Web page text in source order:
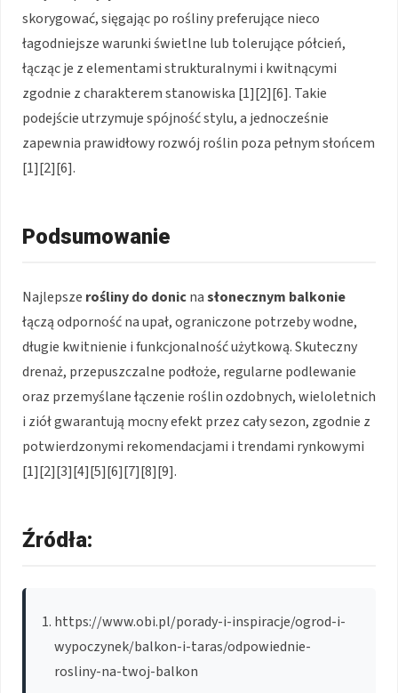
skorygować, sięgając po rośliny preferujące nieco
łagodniejsze warunki świetlne lub tolerujące półcień,
łącząc je z elementami strukturalnymi i kwitnącymi
zgodnie z charakterem stanowiska [1][2][6]. Takie
podejście utrzymuje spójność stylu, a jednocześnie
zapewnia prawidłowy rozwój roślin poza pełnym słońcem
[1][2][6].
Podsumowanie
Najlepsze rośliny do donicnasłonecznym balkonie
łączą odporność na upał, ograniczone potrzeby wodne,
długie kwitnienie i funkcjonalność użytkową. Skuteczny
drenaż, przepuszczalne podłoże, regularne podlewanie
oraz przemyślane łączenie roślin ozdobnych, wieloletnich
i ziół gwarantują mocny efekt przez cały sezon, zgodnie z
potwierdzonymi rekomendacjami i trendami rynkowymi
[1][2][3][4][5][6][7][8][9].
Źródła:
https://www.obi.pl/porady-i-inspiracje/ogrod-i-
wypoczynek/balkon-i-taras/odpowiednie-
rosliny-na-twoj-balkon